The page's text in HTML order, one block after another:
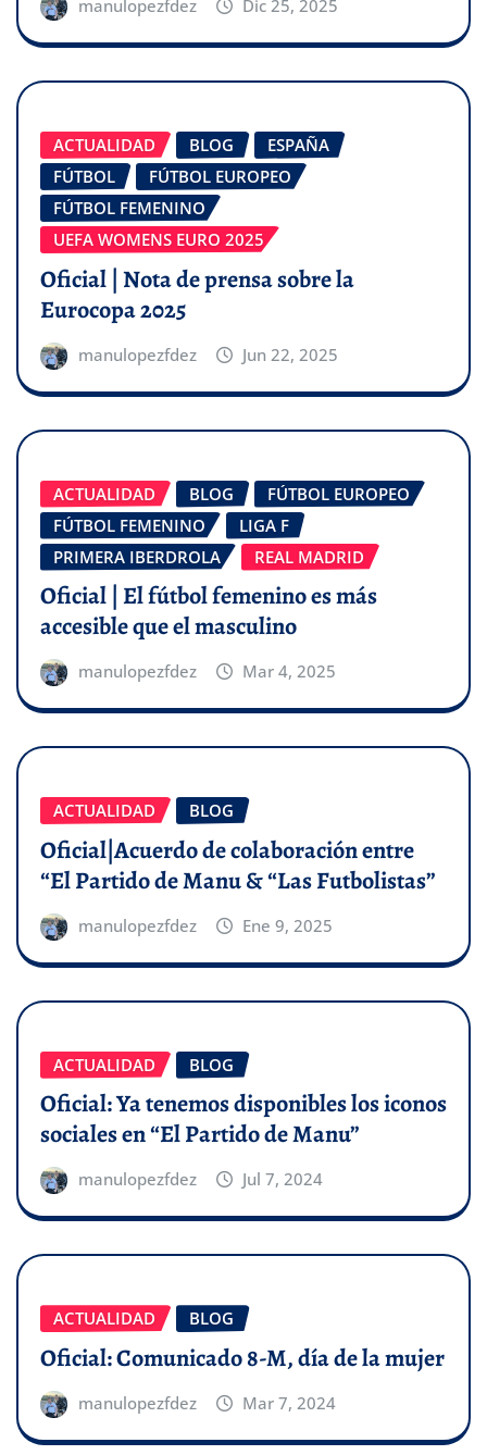
manulopezfdez Dic 25, 2025
ACTUALIDAD BLOG
ESPAÑA
FÚTBOL
FÚTBOL EUROPEO
FÚTBOL FEMENINO
UEFA WOMENS EURO 2025
Oficial | Nota de prensa sobre la
Eurocopa 2025
manulopezfdez Jun 22, 2025
ACTUALIDAD BLOG
FÚTBOL EUROPEO
FÚTBOL FEMENINO
LIGA F
PRIMERA IBERDROLA
REAL MADRID
Oficial | El fútbol femenino es más
accesible que el masculino
manulopezfdez Mar 4, 2025
ACTUALIDAD BLOG
Oficial|Acuerdo de colaboración entre
“El Partido de Manu & “Las Futbolistas”
manulopezfdez Ene 9, 2025
ACTUALIDAD BLOG
Oficial: Ya tenemos disponibles los iconos
sociales en “El Partido de Manu”
manulopezfdez Jul 7, 2024
ACTUALIDAD BLOG
Oficial: Comunicado 8-M, día de la mujer
manulopezfdez Mar 7, 2024